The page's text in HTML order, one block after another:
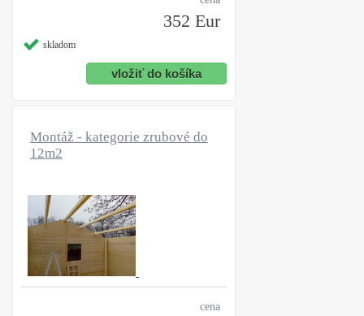
352 Eur
skladom
Montáž - kategorie zrubové do
12m2
cena